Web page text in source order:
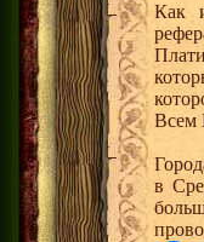
Как
Всем
в